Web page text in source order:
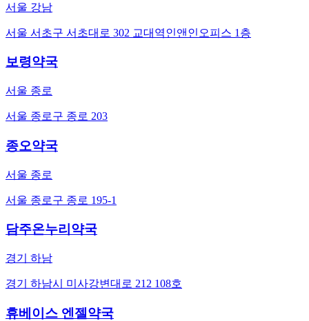
서울 강남
서울 서초구 서초대로 302 교대역인앤인오피스 1층
보령약국
서울 종로
서울 종로구 종로 203
종오약국
서울 종로
서울 종로구 종로 195-1
담주온누리약국
경기 하남
경기 하남시 미사강변대로 212 108호
휴베이스 엔젤약국